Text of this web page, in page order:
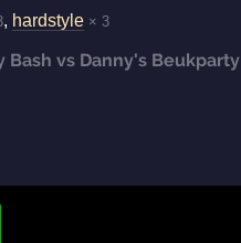
, hardstyle × 3
Bash vs Danny's Beukparty